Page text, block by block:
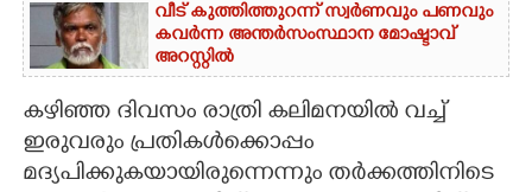
വീട് കുത്തിത്തുറന്ന് സ്വർണവും പണവും
കവർന്ന അന്തർസംസ്ഥാന മോഷ്ടാവ്
അറസ്റ്റിൽ
കഴിഞ്ഞ ദിവസം രാത്രി കലിമനയിൽ വച്ച്
ഇരുവരും പ്രതികൾക്കൊപ്പം
മദ്യപിക്കുകയായിരുന്നെന്നും തർക്കത്തിനിടെ